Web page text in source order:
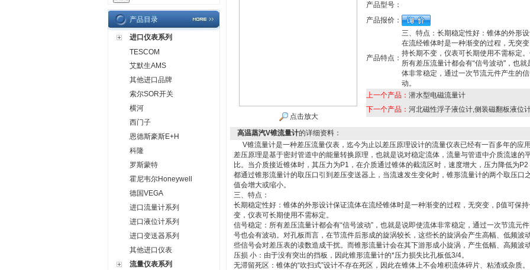
产品目录
进口仪表系列
TESCOM
艾默生AMS
其他进口品牌
索尔SOR开关
横河
西门子
恩德斯豪斯E+H
科隆
罗斯蒙特
霍尼韦尔Honeywell
德国VEGA
进口流量计系列
进口液位计系列
进口变送器系列
其他进口仪表
流量仪表系列
点击放大
产品型号：
产品报价：
产品特点：
三、特点：长期稳定性好：锥体的外形
在流经锥体时是一种渐变的过程，无突
持长期不变，仪表可长期使用不需标定
所有差压流量计都会有“信号波动"，也就
体非常稳定，通过一次节流元件产生的
动。
上一个产品： 潜水型电磁流量计
下一个产品： 河北磁性浮子液位计,侧装磁翻板液位
高温蒸汽V锥流量计的详细资料：
V锥流量计是一种差压流量仪表，迄今为止以差压原理设计的流量仪表已经有一百多年的应
差压原理是基于密封管道中的能量转换原理，也就是说对稳定流体，流量与管道中介质流速的
比。当介质接近锥体时，其压力为P1，在介质通过锥体的截流区时，速度增大，压力降低为
都通过锥形流量计的取压口引到差压变送器上，当流速发生变化时，锥形流量计的两个取压口
值会增大或缩小。
三、特点：
长期稳定性好：锥体的外形设计保证流体在流经锥体时是一种渐变的过程，无突变，β值可保
变，仪表可长期使用不需标定。
信号稳定：所有差压流量计都会有“信号波动”，也就是说即使流体非常稳定，通过一次节流元
号也会有波动。对孔板而言，在节流件后形成的旋涡较长，这些长的旋涡会产生高幅、低频波
些信号会对差压表的读数造成干扰。而锥形流量计会在其下游形成小旋涡，产生低幅、高频波
压损 小：由于没有突出的挡板，因此锥形流量计的*压力损失比孔板低3/4。
无滞留死区：锥体的“吹扫式”设计不存在死区，因此在锥体上不会堆积流体碎片、粘渣或杂质。